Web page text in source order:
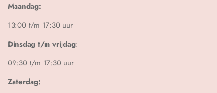
Maandag:
13:00 t/m 17:30 uur
Dinsdag t/m vrijdag:
09:30 t/m 17:30 uur
Zaterdag: